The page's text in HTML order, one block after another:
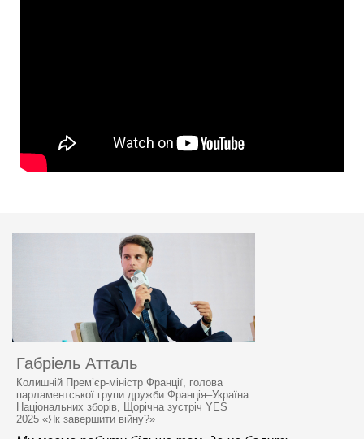
Габріель Атталь
Колишній Прем’єр-міністр Франції, голова
парламентської групи дружби Франція–Україна
Національних зборів, Щорічна зустріч YES
2025 «Як завершити війну?»